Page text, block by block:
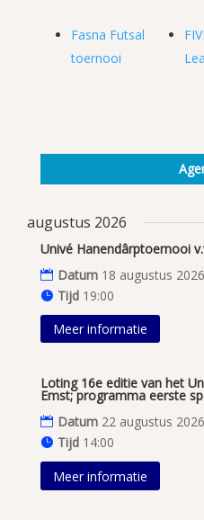
Fasna Futsal
toernooi
augustus 2026
Univé Hanendârptoernooi
Datum 18 augustus 2026
Tijd 19:00
Meer informatie
Loting 16e editie van het
Emst; programma eerste
Datum 22 augustus 2026
Tijd 14:00
Meer informatie